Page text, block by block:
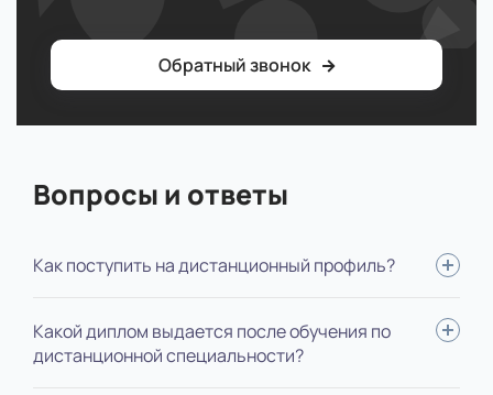
Обратный звонок
Вопросы и ответы
Как поступить на дистанционный профиль?
Для поступления вам нужно: определиться со
специальностью, выслать нам документы, пройти
Какой диплом выдается после обучения по
дистанционной специальности?